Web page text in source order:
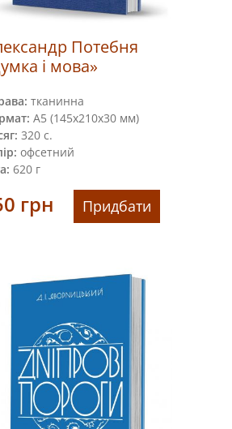
Потебня
і мова»
тканинна
А5 (145х210х30 мм)
320 с.
офсетний
620 г
грн Придбати